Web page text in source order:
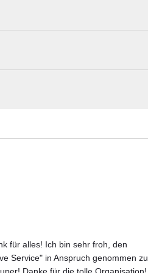
für alles! Ich bin sehr froh, den
Service" in Anspruch genommen zu